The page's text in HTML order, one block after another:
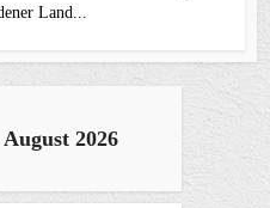
Land...
2026